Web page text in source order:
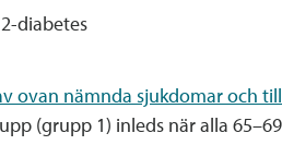
diabetes
ovan nämnda sjukdomar och
(grupp 1) inleds när alla